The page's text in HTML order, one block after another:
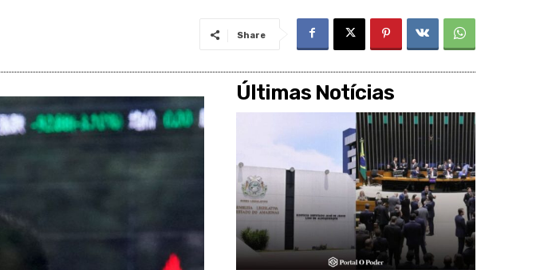
Share
Últimas Notícias